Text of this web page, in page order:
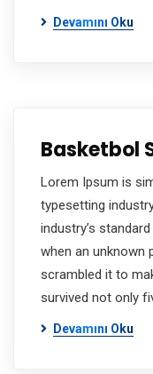
Devamını Oku
Basketbol
Lorem Ipsum is
typesetting
industry’s
when an unknown
scrambled it to
survived not only
Devamını Oku